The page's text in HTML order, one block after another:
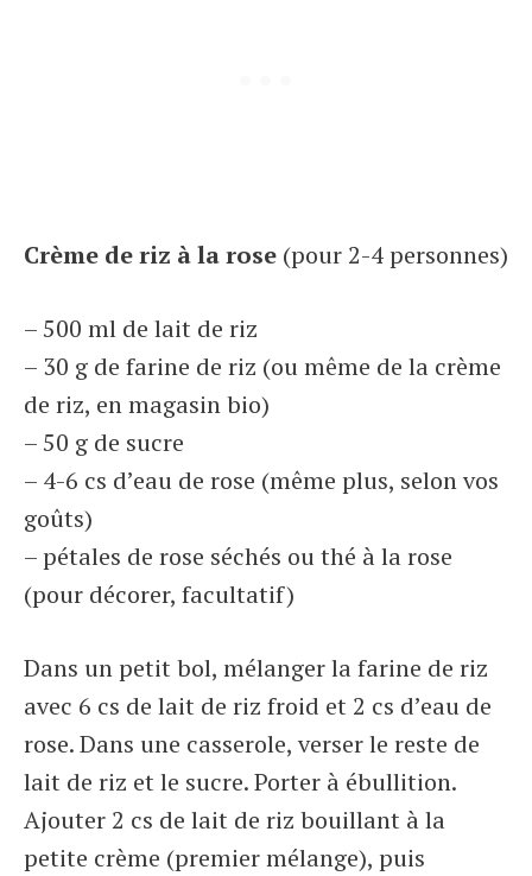
Crème de riz à la rose (pour 2-4 personnes)
– 500 ml de lait de riz
– 30 g de farine de riz (ou même de la crème
de riz, en magasin bio)
– 50 g de sucre
– 4-6 cs d’eau de rose (même plus, selon vos
goûts)
– pétales de rose séchés ou thé à la rose
(pour décorer, facultatif)
Dans un petit bol, mélanger la farine de riz
avec 6 cs de lait de riz froid et 2 cs d’eau de
rose. Dans une casserole, verser le reste de
lait de riz et le sucre. Porter à ébullition.
Ajouter 2 cs de lait de riz bouillant à la
petite crème (premier mélange), puis